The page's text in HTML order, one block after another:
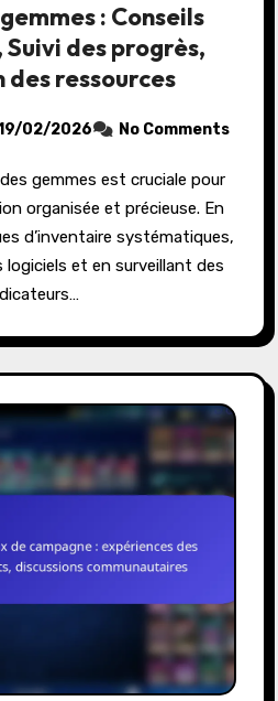
: Conseils
des progrès,
ressources
02/2026 No Comments
organisée et précieuse. En
d’inventaire systématiques,
et en surveillant des